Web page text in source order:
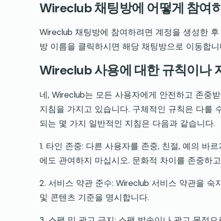
Wireclub 채팅방에 어떻게 참여
Wireclub 채팅방에 참여하려면 계정을 생성한
방 이름을 클릭하시면 해당 채팅방으로 이동합니
Wireclub 사용에 대한 규칙이나
네, Wireclub는 모든 사용자에게 안전하고 존중
지침을 가지고 있습니다. 구체적인 규칙은 다를
되는 몇 가지 일반적인 지침은 다음과 같습니다.
1. 타인 존중: 다른 사용자를 존중, 친절, 예의 바
에도 관여하지 마십시오. 문화적 차이를 존중하
2. 서비스 약관 준수: Wireclub 서비스 약관을
및 콘텐츠 기준을 명시합니다.